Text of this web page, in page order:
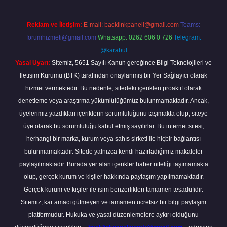
Reklam ve İletişim: E-mail: backlinkpaneli@gmail.com Teams:
forumhizmeti@gmail.com Whatsapp: 0262 606 0 726 Telegram:
@karabul
Yasal Uyarı: Sitemiz, 5651 Sayılı Kanun gereğince Bilgi Teknolojileri ve
İletişim Kurumu (BTK) tarafından onaylanmış bir Yer Sağlayıcı olarak
hizmet vermektedir. Bu nedenle, sitedeki içerikleri proaktif olarak
denetleme veya araştırma yükümlülüğümüz bulunmamaktadır. Ancak,
üyelerimiz yazdıkları içeriklerin sorumluluğunu taşımakta olup, siteye
üye olarak bu sorumluluğu kabul etmiş sayılırlar. Bu internet sitesi,
herhangi bir marka, kurum veya şahıs şirketi ile hiçbir bağlantısı
bulunmamaktadır. Sitede yalnızca kendi hazırladığımız makaleler
paylaşılmaktadır. Burada yer alan içerikler haber niteliği taşımamakta
olup, gerçek kurum ve kişiler hakkında paylaşım yapılmamaktadır.
Gerçek kurum ve kişiler ile isim benzerlikleri tamamen tesadüfidir.
Sitemiz, kar amacı gütmeyen ve tamamen ücretsiz bir bilgi paylaşım
platformudur. Hukuka ve yasal düzenlemelere aykırı olduğunu